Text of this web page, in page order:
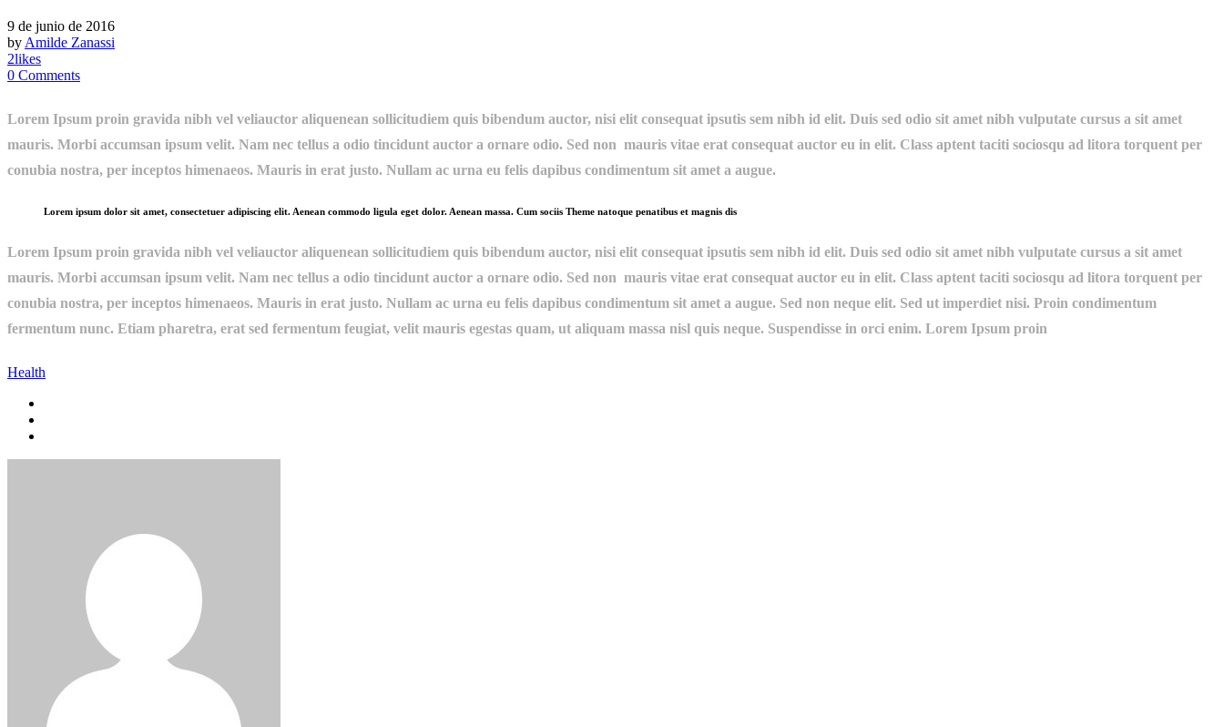
9 de junio de 2016
by Amilde Zanassi
2likes
0 Comments
Lorem Ipsum proin gravida nibh vel veliauctor aliquenean sollicitudiem quis bibendum auctor, nisi elit consequat ipsutis sem nibh id elit. Duis sed odio sit amet nibh vulputate cursus a sit amet
mauris. Morbi accumsan ipsum velit. Nam nec tellus a odio tincidunt auctor a ornare odio. Sed non mauris vitae erat consequat auctor eu in elit. Class aptent taciti sociosqu ad litora torquent per
conubia nostra, per inceptos himenaeos. Mauris in erat justo. Nullam ac urna eu felis dapibus condimentum sit amet a augue.
Lorem ipsum dolor sit amet, consectetuer adipiscing elit. Aenean commodo ligula eget dolor. Aenean massa. Cum sociis Theme natoque penatibus et magnis dis
Lorem Ipsum proin gravida nibh vel veliauctor aliquenean sollicitudiem quis bibendum auctor, nisi elit consequat ipsutis sem nibh id elit. Duis sed odio sit amet nibh vulputate cursus a sit amet
mauris. Morbi accumsan ipsum velit. Nam nec tellus a odio tincidunt auctor a ornare odio. Sed non mauris vitae erat consequat auctor eu in elit. Class aptent taciti sociosqu ad litora torquent per
conubia nostra, per inceptos himenaeos. Mauris in erat justo. Nullam ac urna eu felis dapibus condimentum sit amet a augue. Sed non neque elit. Sed ut imperdiet nisi. Proin condimentum
fermentum nunc. Etiam pharetra, erat sed fermentum feugiat, velit mauris egestas quam, ut aliquam massa nisl quis neque. Suspendisse in orci enim. Lorem Ipsum proin
Health